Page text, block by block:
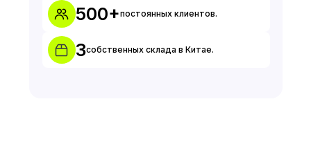
500+постоянных клиентов.
3собственных склада в Китае.